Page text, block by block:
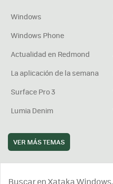
Windows
Windows Phone
Actualidad en Redmond
La aplicación de la semana
Surface Pro 3
Lumia Denim
VER MÁS TEMAS